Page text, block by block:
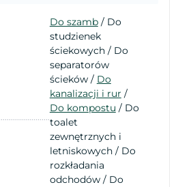
Do szamb/ Do
studzienek
ściekowych / Do
separatorów
ścieków / Do
kanalizacji i rur /
Do kompostu / Do
toalet
zewnętrznych i
letniskowych / Do
rozkładania
odchodów / Do